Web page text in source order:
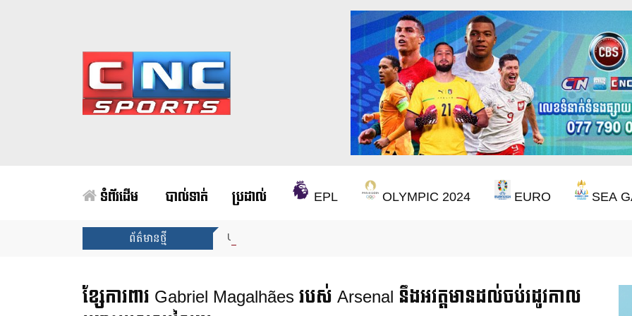
ទំព័រដើម បាល់ទាត់ ប្រដាល់ EPL OLYMPIC 2024 EURO SEA
ព័ត៌មានថ្មី Unai Emery សន្យាថានឹងឈ្នះពានរង្វាន់បន្ថែមទៀត បន្ទាប់ពី Aston Villa ឈ្នះពាន Europa League
ខ្សែការពារ Gabriel Magalhães របស់ Arsenal នឹងអវត្តមានដល់ចប់រដូវកាល